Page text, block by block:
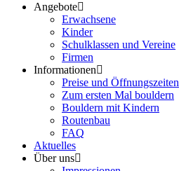
Angebote
Erwachsene
Kinder
Schulklassen und Vereine
Firmen
Informationen
Preise und Öffnungszeiten
Zum ersten Mal bouldern
Bouldern mit Kindern
Routenbau
FAQ
Aktuelles
Über uns